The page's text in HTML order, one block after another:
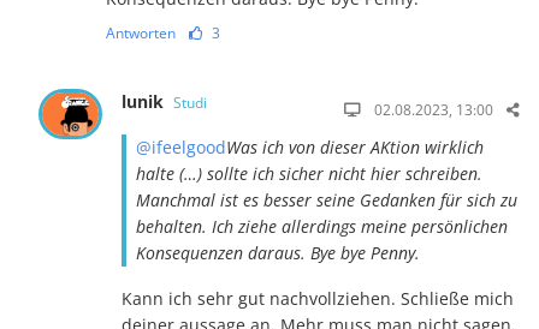
Antworten 3
lunik Studi 02.08.2023, 13:00
@ifeelgoodWas ich von dieser AKtion wirklich
halte (…) sollte ich sicher nicht hier schreiben.
Manchmal ist es besser seine Gedanken für sich zu
behalten. Ich ziehe allerdings meine persönlichen
Konsequenzen daraus. Bye bye Penny.
Kann ich sehr gut nachvollziehen. Schließe mich